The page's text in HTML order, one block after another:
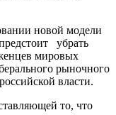
новой модели
убрать
мировых
рыночного
власти.
то, что